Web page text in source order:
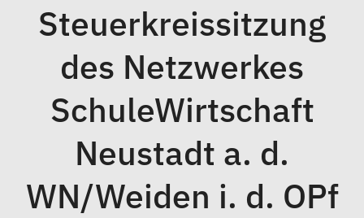
Schulentwicklung
Hilfe & Beratung
TABU digital
Steuerkreissitzung
des Netzwerkes
SchuleWirtschaft
Neustadt a. d.
WN/Weiden i. d. OPf